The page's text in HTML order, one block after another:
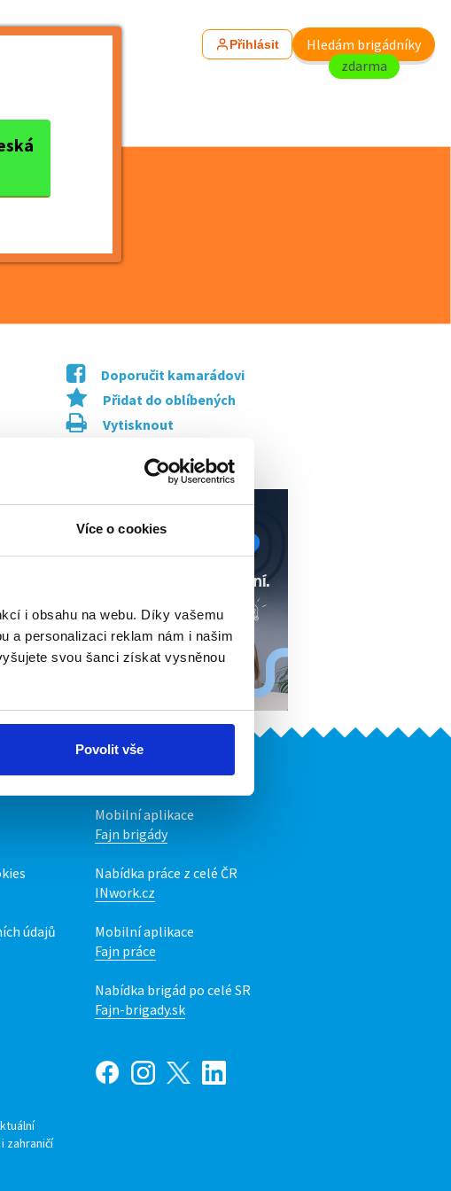
Více o cookies
i obsahu na webu. Díky vašemu
a personalizaci reklam nám i našim
svou šanci získat vysněnou
Povolit vše
Přihlásit
Hledám brigádníky
zdarma
Doporučit kamarádovi
Přidat do oblíbených
Vytisknout
údajů
Naše další projekty
Mobilní aplikace
Fajn brigády
Nabídka práce z celé ČR
INwork.cz
Mobilní aplikace
Fajn práce
Nabídka brigád po celé SR
Fajn-brigady.sk
zahraničí